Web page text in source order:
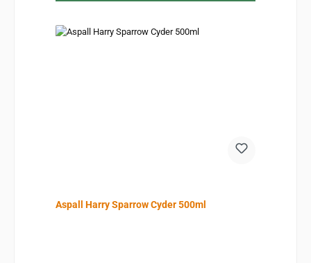
Aspall Harry Sparrow Cyder 500ml